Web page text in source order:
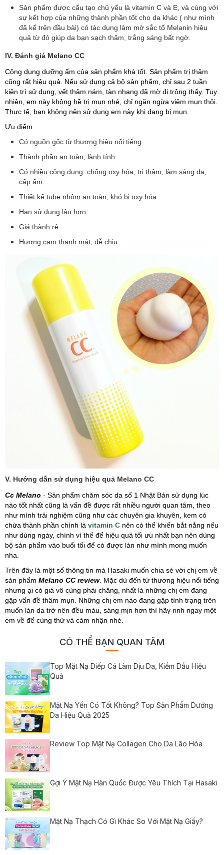
Sản phẩm được cấu tạo chủ yếu là vitamin C và E, và cùng với
sự kết hợp của những thành phần tốt cho da khác ( như mình
đã kể trên đầu bài) có tác dụng làm mờ sắc tố Melanin hiệu
quả từ đó giúp da bạn sạch thâm, trắng sáng bất ngờ.
IV. Đánh giá Melano CC
Công dụng dưỡng ẩm của sản phẩm khá tốt. Sản phẩm trị thâm
cũng rất hiệu quả. Nếu sử dụng cả bộ sản phẩm, chỉ sau 2 tuần
kiên trì sử dụng, vết thâm nám, tàn nhang đã mờ đi trông thấy. Tuy
nhiên, em này không hề trị mụn nhé, chỉ ngăn ngừa viêm mụn thôi.
Thực tế, bạn không nên sử dụng em này khi đang bị mụn.
Ưu điểm
Có nguồn gốc từ thương hiệu nổi tiếng
Thành phần an toàn, lành tính
Có nhiều công dụng: chống oxy hóa, trị thâm, làm sáng da,
cấp ẩm…
Thiết kế tube nhôm an toàn, khó bị oxy hóa
Hạn sử dụng lâu hơn
Giá thành rẻ
Hương cam thanh mát, dễ chịu
V. Hướng dẫn sử dụng hiệu quả Melano CC
Cc Melano - Sản phẩm chăm sóc da số 1 Nhật Bản sử dụng lúc
nào tốt nhất cũng là vấn đề được rất nhiều người quan tâm, theo
như mình trải nghiệm cũng như các chuyên gia khuyên, kem có
chứa thành phần chính là vitamin C nên có thể khiến bắt nắng nếu
như dùng ngày, chính vì thế để hiệu quả tối ưu nhất bạn nên dùng
bộ sản phẩm vào buổi tối để có được làn như mình mong muốn
nha.
Trên đây là một số thông tin mà Hasaki muốn chia sẻ với chị em về
sản phẩm Melano CC review. Mặc dù đến từ thương hiệu nổi tiếng
nhưng ại có giá vô cùng phải chăng, nhất là những chị em đang
gặp vấn đề thâm mụn. Những chị em nào đang gặp tình trạng trên
muốn làn da trở nên đều màu, sáng mịn hơn thì hãy rinh ngay một
em về để cùng thử và cảm nhận nhé.
CÓ THỂ BẠN QUAN TÂM
Top Mặt Nạ Diếp Cá Làm Dịu Da, Kiềm Dầu Hiệu
Quả
Mặt Nạ Yến Có Tốt Không? Top Sản Phẩm Dưỡng
Da Hiệu Quả 2025
Review Top Mặt Nạ Collagen Cho Da Lão Hóa
Gợi Ý Mặt Nạ Hàn Quốc Được Yêu Thích Tại Hasaki
Mặt Nạ Thạch Có Gì Khác So Với Mặt Nạ Giấy?